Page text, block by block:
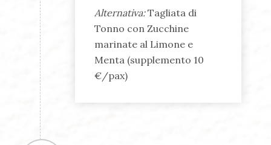
Alternativa:Tagliata di
Tonno con Zucchine
marinate al Limone e
Menta (supplemento 10
€/pax)